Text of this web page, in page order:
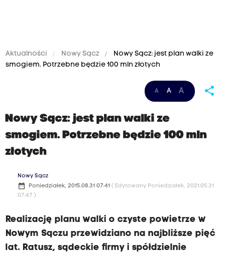
Aktualności Nowy Sącz
Nowy Sącz: jest plan walki ze
smogiem. Potrzebne będzie 100 mln złotych
A A A share
Nowy Sącz: jest plan walki ze
smogiem. Potrzebne będzie 100 mln
złotych
Nowy Sącz
date_range Poniedziałek, 2015.08.31 07:41 ( Edytowany Poniedziałek, 2021.05.31
07:47 )
Realizację planu walki o czyste powietrze w
Nowym Sączu przewidziano na najbliższe pięć
lat. Ratusz, sądeckie firmy i spółdzielnie